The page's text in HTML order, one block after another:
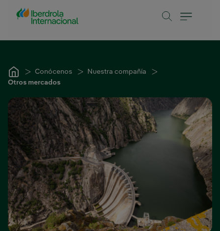
Saltar al contenido principal
Conócenos
Nuestra compañía
Otros mercados